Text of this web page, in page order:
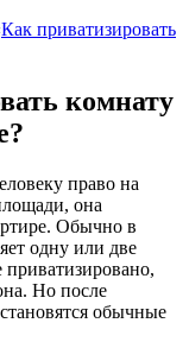
Как приватизировать
комнату
право на
она
Обычно в
одну или две
Но после
обычные